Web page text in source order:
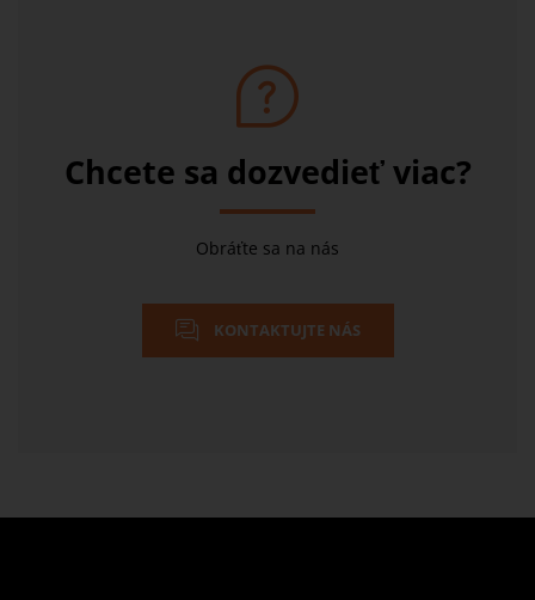
Chcete sa dozvedieť viac?
Obráťte sa na nás
KONTAKTUJTE NÁS